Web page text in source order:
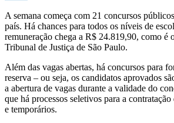
A semana começa com 21 concursos
país. Há chances para todos os níveis de
remuneração chega a R$ 24.819,90, como é
Tribunal de Justiça de São Paulo.
Além das vagas abertas, há concursos para
reserva – ou seja, os candidatos aprovados
a abertura de vagas durante a validade do
que há processos seletivos para a
e temporários.